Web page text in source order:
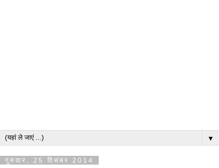
▼
गुरुवार, 25 दिसंबर 2014